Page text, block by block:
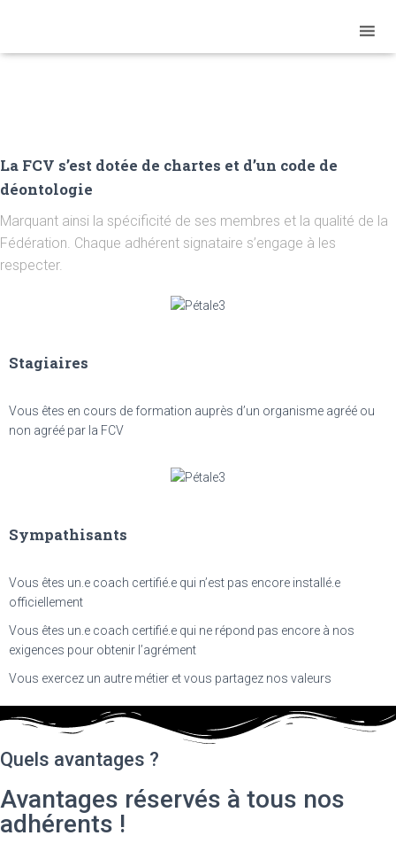
La FCV s’est dotée de chartes et d’un code de
déontologie
Marquant ainsi la spécificité de ses membres et la qualité de la
Fédération. Chaque adhérent signataire s’engage à les
respecter.
Stagiaires
Vous êtes en cours de formation auprès d’un organisme agréé ou
non agréé par la FCV
Sympathisants
Vous êtes un.e coach certifié.e qui n’est pas encore installé.e
officiellement
Vous êtes un.e coach certifié.e qui ne répond pas encore à nos
exigences pour obtenir l’agrément
Vous exercez un autre métier et vous partagez nos valeurs
Quels avantages ?
Avantages réservés à tous nos
adhérents !